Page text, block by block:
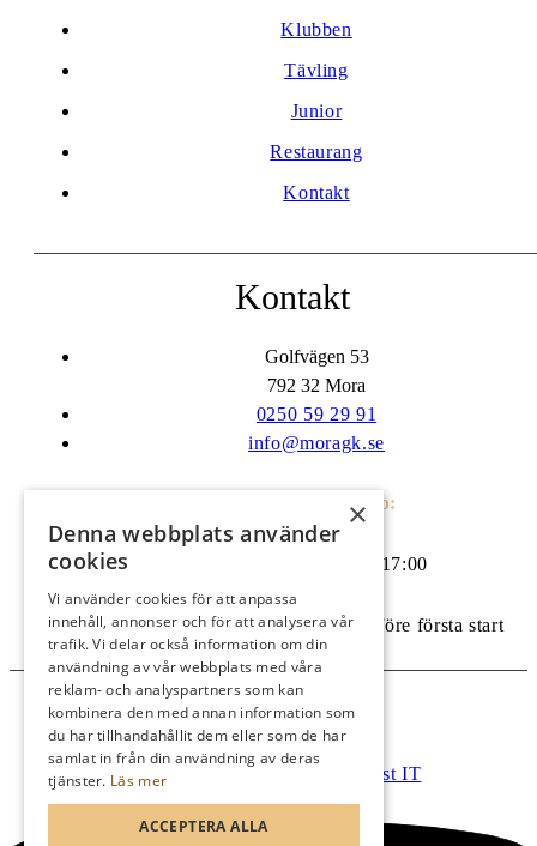
Klubben
Tävling
Junior
Restaurang
Kontakt
Kontakt
Golfvägen 53
792 32 Mora
0250 59 29 91
info@moragk.se
Öppettider kansli/shop:
Måndag till söndag 08:00-17:00
Vid tävling öppnar shopen 1 timme före första start
© Mora golfklubb
Administration
Hemsidan levereras av Kust IT
×
Denna webbplats använder
cookies
Vi använder cookies för att anpassa
innehåll, annonser och för att analysera vår
trafik. Vi delar också information om din
användning av vår webbplats med våra
reklam- och analyspartners som kan
kombinera den med annan information som
du har tillhandahållit dem eller som de har
samlat in från din användning av deras
tjänster. Läs mer
ACCEPTERA ALLA